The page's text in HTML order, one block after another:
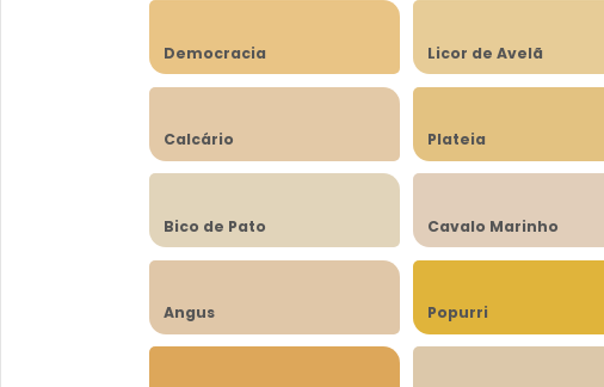
Democracia Licor de Avelã
Calcário Plateia
Bico de Pato Cavalo Marinho
Angus Popurri